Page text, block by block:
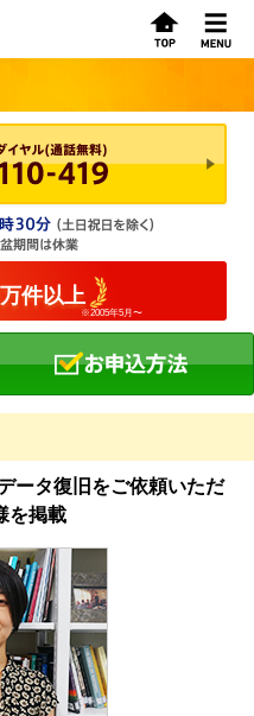
万件以上
※2005年5月〜
ータ復旧をご依頼いただ
を掲載
の特徴